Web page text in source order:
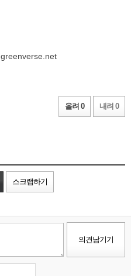
올려 0 내려 0
스크랩하기